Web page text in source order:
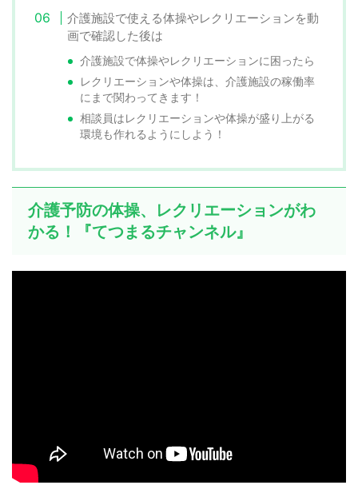
介護施設で使える体操やレクリエーションを動
画で確認した後は
介護施設で体操やレクリエーションに困ったら
レクリエーションや体操は、介護施設の稼働率
にまで関わってきます！
相談員はレクリエーションや体操が盛り上がる
環境も作れるようにしよう！
介護予防の体操、レクリエーションがわ
かる！『てつまるチャンネル』